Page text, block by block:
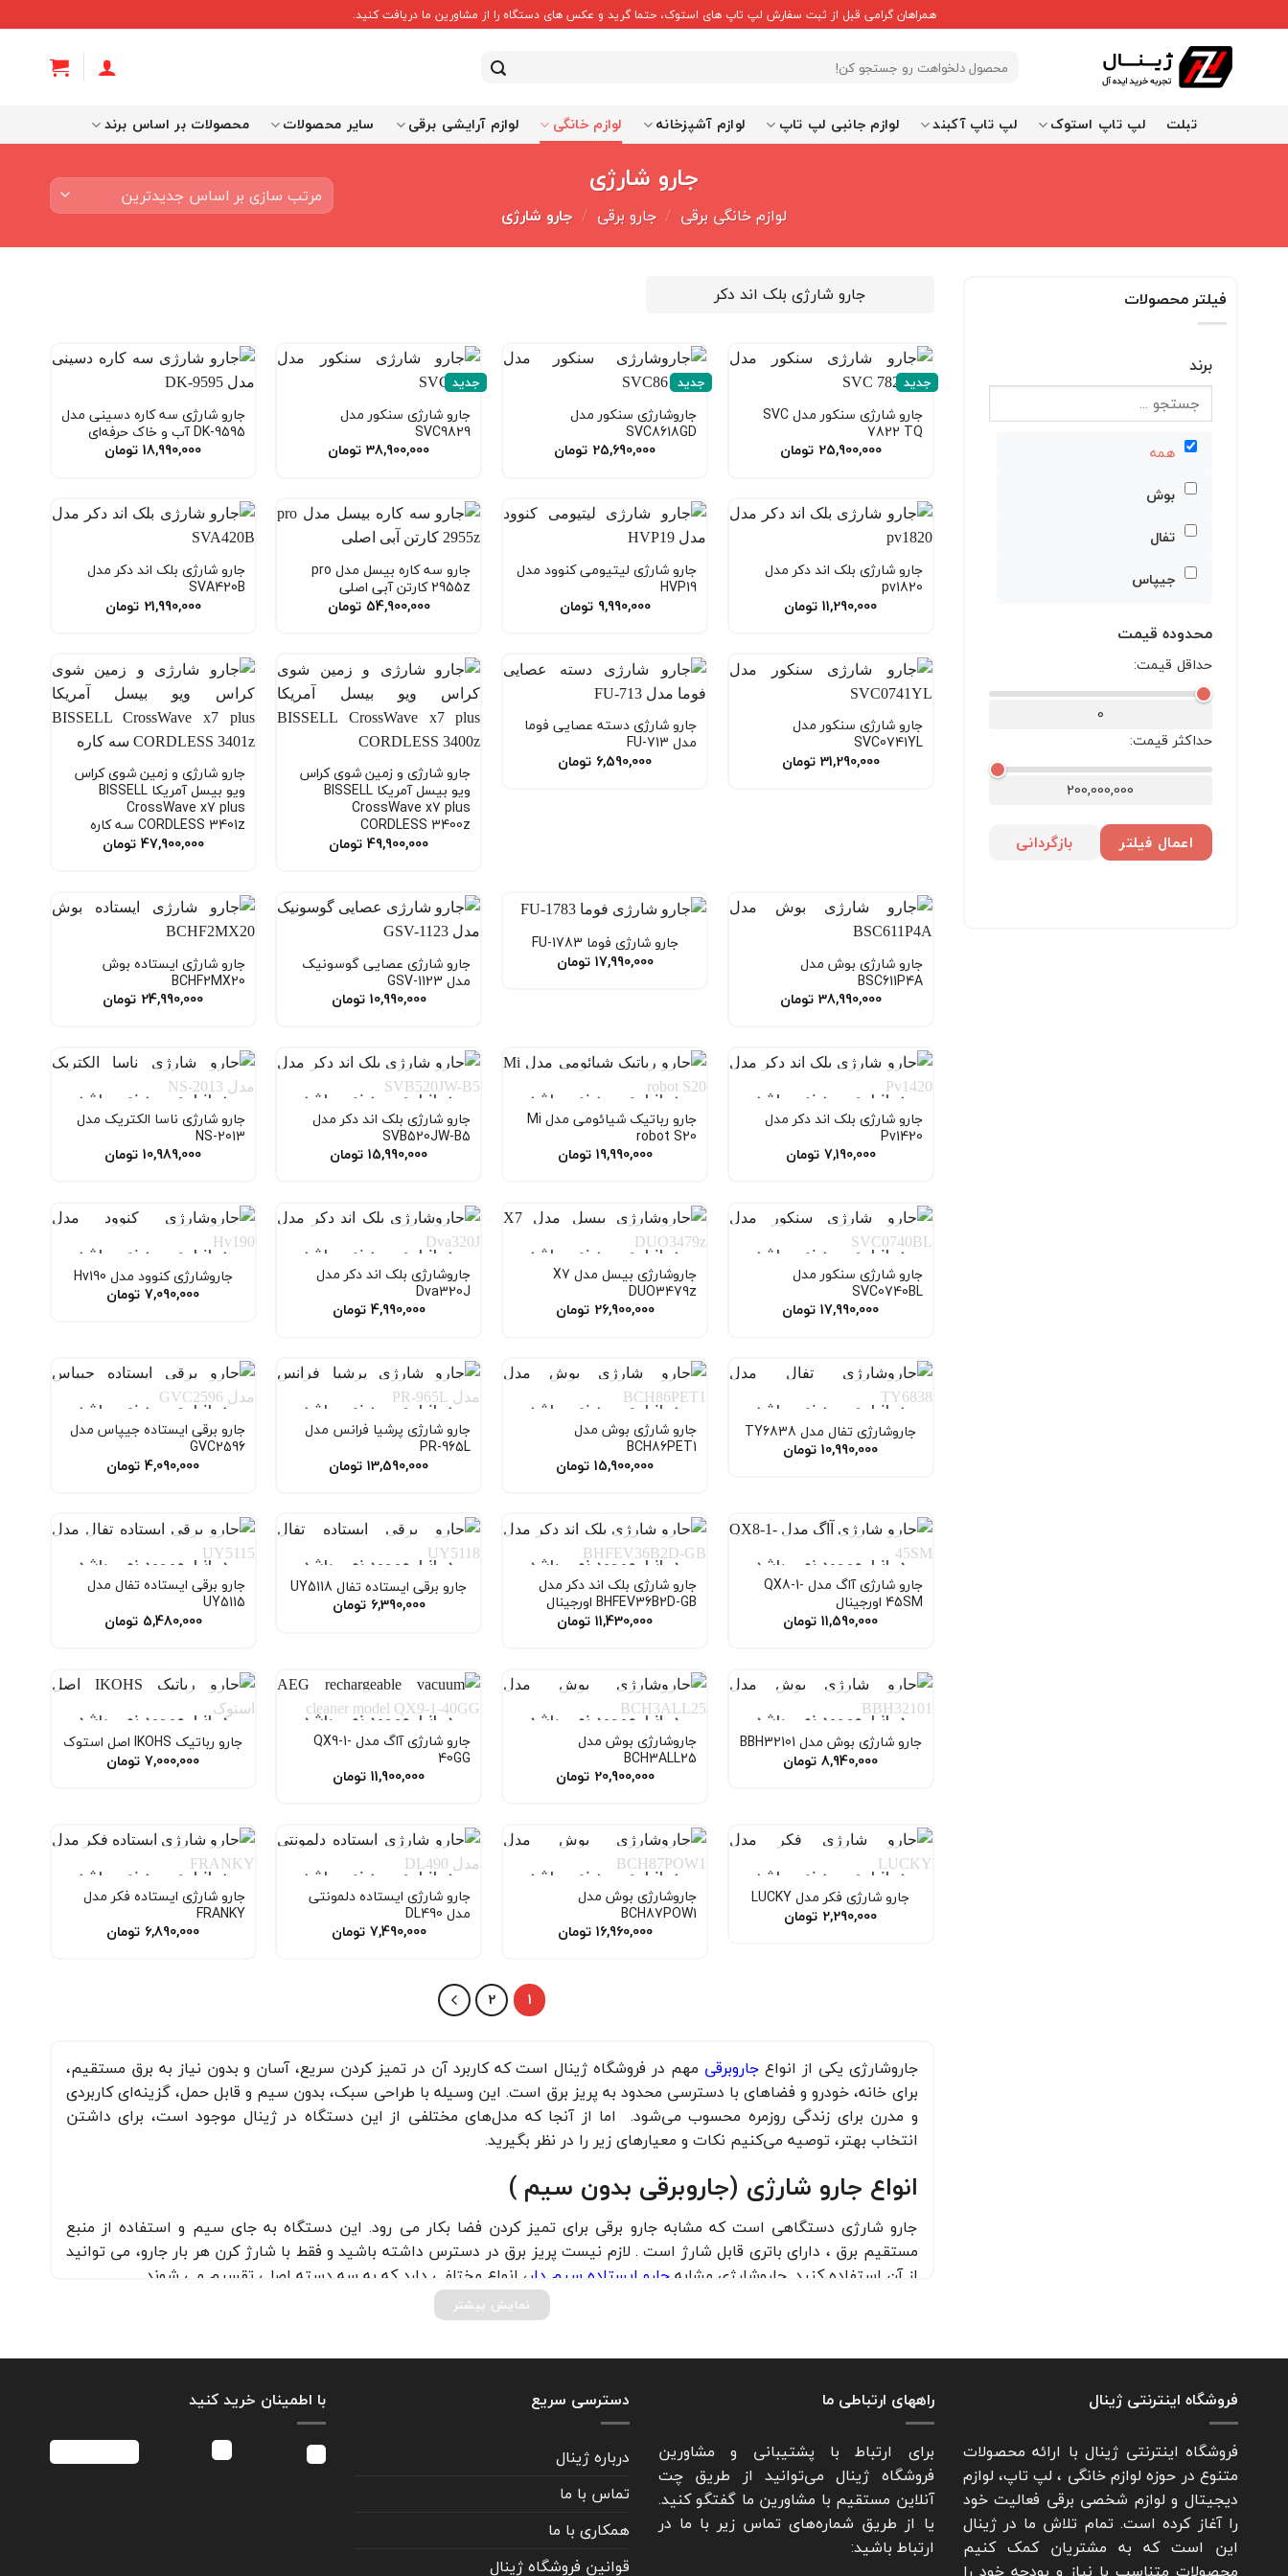
to
همراهان گرامی قبل از ثبت سفارش لپ تاپ های استوک، حتما گرید و عکس های دستگاه را از مشاورین ما دریافت کنید.
برای:
تبلت لپ تاپ استوک لپ تاپ آکبند لوازم جانبی لپ تاپ لوازم آشپزخانه لوازم خانگی لوازم آرایشی برقی سایر محصولات محصولات بر اساس برند
جارو شارژی
لوازم خانگی برقی / جارو برقی / جارو شارژی
فیلتر محصولات
برند
همه
بوش
تفال
جیپاس
دلمونتی
سنکور
فوما
گوسونیک
محدوده قیمت
حداقل قیمت:
0
حداکثر قیمت:
200,000,000
اعمال فیلتر بازگردانی
جارو شارژی بلک اند دکر
جدید
جارو شارژی سنکور مدل SVC
7822 TQ
25,900,000 تومان
جدید
جاروشارژی سنکور مدل
SVC8618GD
25,690,000 تومان
جدید
جارو شارژی سنکور مدل
SVC9829
38,900,000 تومان
جارو شارژی سه کاره دسینی مدل
DK-9595 آب و خاک حرفه‌ای
18,990,000 تومان
جارو شارژی بلک اند دکر مدل
pv1820
11,290,000 تومان
جارو شارژی لیتیومی کنوود مدل
HVP19
9,990,000 تومان
جارو سه کاره بیسل مدل pro
2955z کارتن آبی اصلی
54,900,000 تومان
جارو شارژی بلک اند دکر مدل
SVA420B
21,990,000 تومان
جارو شارژی سنکور مدل
SVC0741YL
31,290,000 تومان
جارو شارژی دسته عصایی فوما
مدل FU-713
6,590,000 تومان
جارو شارژی و زمین شوی کراس
ویو بیسل آمریکا BISSELL
CrossWave x7 plus
CORDLESS 3400z
49,900,000 تومان
جارو شارژی و زمین شوی کراس
ویو بیسل آمریکا BISSELL
CrossWave x7 plus
CORDLESS 3401z سه کاره
47,900,000 تومان
جارو شارژی بوش مدل
BSC611P4A
38,990,000 تومان
جارو شارژی فوما FU-1783
17,990,000 تومان جارو شارژی عصایی گوسونیک
مدل GSV-1123
10,990,000 تومان
جارو شارژی ایستاده بوش
BCHF2MX20
24,990,000 تومان
در انبار موجود نمی باشد
جارو شارژی بلک اند دکر مدل
Pv1420
7,190,000 تومان
در انبار موجود نمی باشد
جارو رباتیک شیائومی مدل Mi
robot S20
19,990,000 تومان
در انبار موجود نمی باشد
جارو شارژی بلک اند دکر مدل
SVB520JW-B5
15,990,000 تومان
در انبار موجود نمی باشد
جارو شارژی ناسا الکتریک مدل
NS-2013
10,989,000 تومان
در انبار موجود نمی باشد
جارو شارژی سنکور مدل
SVC0740BL
17,990,000 تومان
در انبار موجود نمی باشد
جاروشارژی بیسل مدل X7
DUO3479z
26,900,000 تومان
در انبار موجود نمی باشد
جاروشارژی بلک اند دکر مدل
Dva320J
4,990,000 تومان
در انبار موجود نمی باشد
جاروشارژی کنوود مدل Hv190
7,090,000 تومان
در انبار موجود نمی باشد
جاروشارژی تفال مدل TY6838
10,990,000 تومان
در انبار موجود نمی باشد
جارو شارژی بوش مدل
BCH86PET1
15,900,000 تومان
در انبار موجود نمی باشد
جارو شارژی پرشیا فرانس مدل
PR-965L
13,590,000 تومان
در انبار موجود نمی باشد
جارو برقی ایستاده جیپاس مدل
GVC2596
4,090,000 تومان
در انبار موجود نمی باشد
جارو شارژی آاگ مدل QX8-1-
45SM اورجینال
11,590,000 تومان
در انبار موجود نمی باشد
جارو شارژی بلک اند دکر مدل
BHFEV36B2D-GB اورجینال
11,430,000 تومان
در انبار موجود نمی باشد
جارو برقی ایستاده تفال UY5118
6,390,000 تومان
در انبار موجود نمی باشد
جارو برقی ایستاده تفال مدل
UY5115
5,480,000 تومان
در انبار موجود نمی باشد
جارو شارژی بوش مدل BBH32101
8,940,000 تومان
در انبار موجود نمی باشد
جاروشارژی بوش مدل
BCH3ALL25
20,900,000 تومان
در انبار موجود نمی باشد
جارو شارژی آاگ مدل QX9-1-
40GG
11,900,000 تومان
در انبار موجود نمی باشد
جارو رباتیک IKOHS اصل استوک
7,000,000 تومان
در انبار موجود نمی باشد
جارو شارژی فکر مدل LUCKY
2,290,000 تومان
در انبار موجود نمی باشد
جاروشارژی بوش مدل
BCH87POW1
16,960,000 تومان
در انبار موجود نمی باشد
جارو شارژی ایستاده دلمونتی
مدل DL490
7,490,000 تومان
در انبار موجود نمی باشد
جارو شارژی ایستاده فکر مدل
FRANKY
6,890,000 تومان
1
2
جاروشارژی یکی از انواعجاروبرقی مهم در فروشگاه ژینال است که کاربرد آن در تمیز کردن سریع، آسان و بدون نیاز به برق مستقیم،
برای خانه، خودرو و فضاهای با دسترسی محدود به پریز برق است. این وسیله با طراحی سبک، بدون سیم و قابل حمل، گزینه‌ای کاربردی
و مدرن برای زندگی روزمره محسوب می‌شود. اما از آنجا که مدل‌های مختلفی از این دستگاه در ژینال موجود است، برای داشتن
انتخاب بهتر، توصیه می‌کنیم نکات و معیارهای زیر را در نظر بگیرید.
انواع جارو شارژی (جاروبرقی بدون سیم )
جارو شارژی دستگاهی است که مشابه جارو برقی برای تمیز کردن فضا بکار می رود. این دستگاه به جای سیم و استفاده از منبع
مستقیم برق ، دارای باتری قابل شارژ است . لازم نیست پریز برق در دسترس داشته باشید و فقط با شارژ کرن هر بار جارو، می توانید
از آن استفاده کنید. جاروشارژی مشابهجارو ایستاده سیم دار، انواع مختلفی دارد که به سه دسته اصلی تقسیم می شوند.
دستی: کوچک، سبک و مناسب برای داخل ماشین، مبلمان، تخت و درزهای باریک.
عصایی (پارویی): انتخابی عالی برای تمیز کردن کف خانه، فرش یا پارکت.
یا جاروشارژی‌های هوشمند که به‌صورت خودکار کار می‌کنند.
آب و خاک: مناسب برای جمع‌آوری زباله‌های خشک و مرطوب.
مزایا خرید جارو شارژی
خرید جارو شارژی مزایا زیادی دارد که شما را برای خرید این دستگاه مشتاق خواهد کرد. از جمله این مزایا می توان به موارد زیر اشاره
کرد:
نمایش بیشتر
فروشگاه اینترنتی ژینال
فروشگاه اینترنتی ژینال با ارائه محصولات
متنوع در حوزه لوازم خانگی ، لپ تاپ، لوازم
دیجیتال و لوازم شخصی برقی فعالیت خود
را آغاز کرده است. تمام تلاش ما در ژینال
این است که به مشتریان کمک کنیم
راههای ارتباطی ما
برای ارتباط با پشتیبانی و مشاورین
فروشگاه ژینال می‌توانید از طریق چت
آنلاین مستقیم با مشاورین ما گفتگو کنید.
یا از طریق شماره‌های تماس زیر با ما در
ارتباط باشید:
دسترسی سریع
درباره ژینال
تماس با ما
همکاری با ما
قوانین فروشگاه ژینال
با اطمینان خرید کنید